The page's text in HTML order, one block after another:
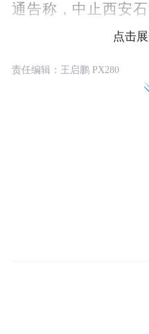
通告称，中止西安
议1个月，中止协议
点击
责任编辑：王启鹏 PX280